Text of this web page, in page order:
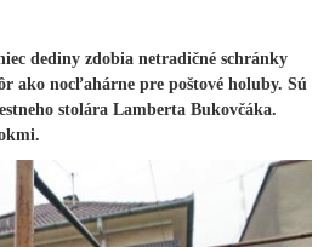
dediny zdobia netradičné schránky
ako nocľahárne pre poštové holuby. Sú
stolára Lamberta Bukovčáka.